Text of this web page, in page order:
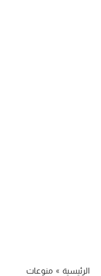
الرئيسية » منوعات